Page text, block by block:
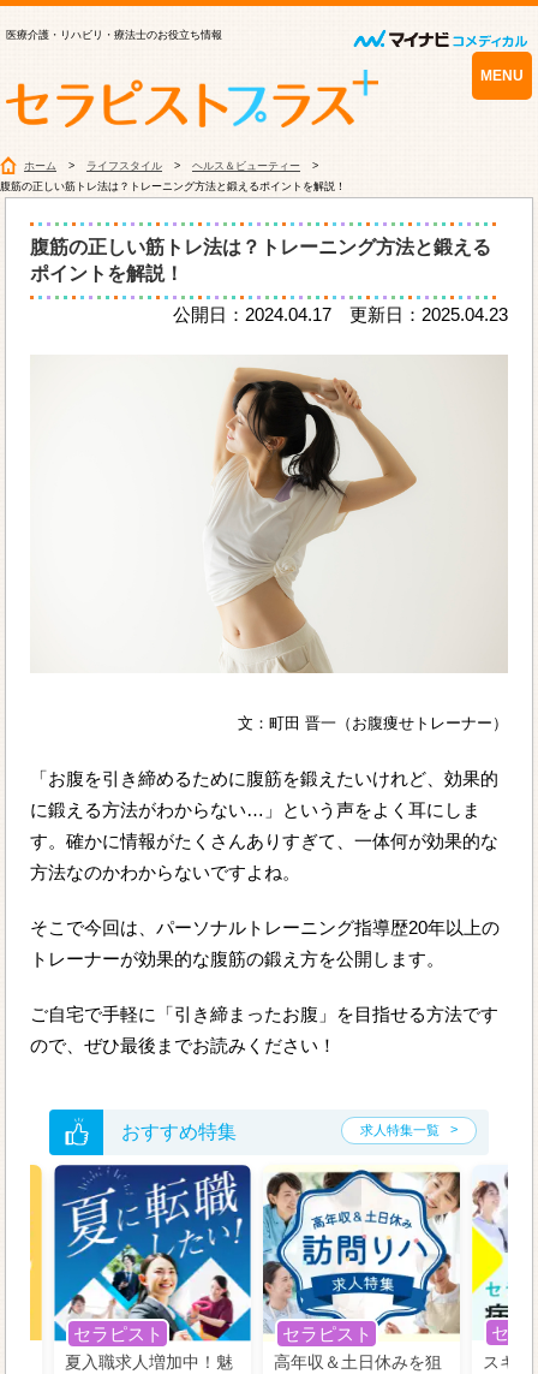
医療介護・リハビリ・療法士のお役立ち情報
MENU
ホーム ライフスタイル
ヘルス＆ビューティー
腹筋の正しい筋トレ法は？トレーニング方法と鍛えるポイントを解説！
腹筋の正しい筋トレ法は？トレーニング方法と鍛える
ポイントを解説！
公開日：2024.04.17 更新日：2025.04.23
文：町田 晋一（お腹痩せトレーナー）
「お腹を引き締めるために腹筋を鍛えたいけれど、効果的
に鍛える方法がわからない…」という声をよく耳にしま
す。確かに情報がたくさんありすぎて、一体何が効果的な
方法なのかわからないですよね。
そこで今回は、パーソナルトレーニング指導歴20年以上の
トレーナーが効果的な腹筋の鍛え方を公開します。
ご自宅で手軽に「引き締まったお腹」を目指せる方法です
ので、ぜひ最後までお読みください！
おすすめ特集 求人特集一覧
セラピスト
夏入職求人増加中！魅
セラピスト
高年収＆土日休みを狙
セラ
スキ